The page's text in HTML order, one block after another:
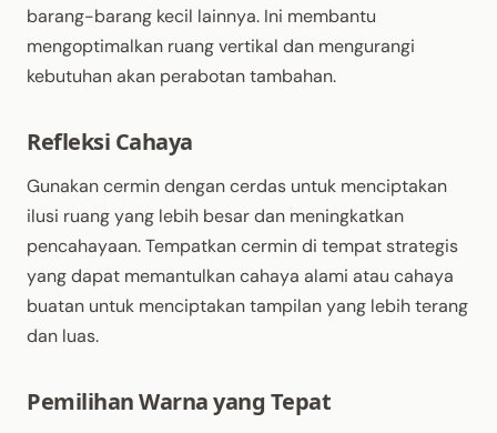
barang-barang kecil lainnya. Ini membantu
mengoptimalkan ruang vertikal dan mengurangi
kebutuhan akan perabotan tambahan.
Refleksi Cahaya
Gunakan cermin dengan cerdas untuk menciptakan
ilusi ruang yang lebih besar dan meningkatkan
pencahayaan. Tempatkan cermin di tempat strategis
yang dapat memantulkan cahaya alami atau cahaya
buatan untuk menciptakan tampilan yang lebih terang
dan luas.
Pemilihan Warna yang Tepat